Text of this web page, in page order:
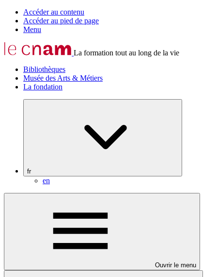
Accéder au contenu
Accéder au pied de page
Menu
La formation tout au long de la vie
Bibliothèques
Musée des Arts & Métiers
La fondation
fr
en
Ouvrir le menu